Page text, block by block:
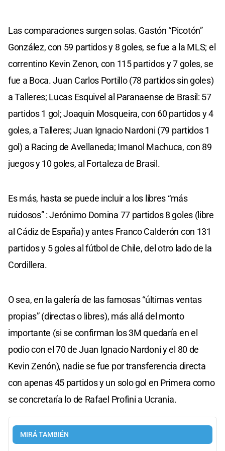
Las comparaciones surgen solas. Gastón “Picotón”
González, con 59 partidos y 8 goles, se fue a la MLS; el
correntino Kevin Zenon, con 115 partidos y 7 goles, se
fue a Boca. Juan Carlos Portillo (78 partidos sin goles)
a Talleres; Lucas Esquivel al Paranaense de Brasil: 57
partidos 1 gol; Joaquin Mosqueira, con 60 partidos y 4
goles, a Talleres; Juan Ignacio Nardoni (79 partidos 1
gol) a Racing de Avellaneda; Imanol Machuca, con 89
juegos y 10 goles, al Fortaleza de Brasil.
Es más, hasta se puede incluir a los libres “más
ruidosos” : Jerónimo Domina 77 partidos 8 goles (libre
al Cádiz de España) y antes Franco Calderón con 131
partidos y 5 goles al fútbol de Chile, del otro lado de la
Cordillera.
O sea, en la galería de las famosas “últimas ventas
propias” (directas o libres), más allá del monto
importante (si se confirman los 3M quedaría en el
podio con el 70 de Juan Ignacio Nardoni y el 80 de
Kevin Zenón), nadie se fue por transferencia directa
con apenas 45 partidos y un solo gol en Primera como
se concretaría lo de Rafael Profini a Ucrania.
MIRÁ TAMBIÉN